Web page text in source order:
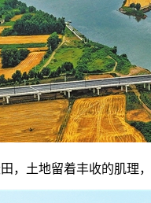
土地留着丰收的肌理